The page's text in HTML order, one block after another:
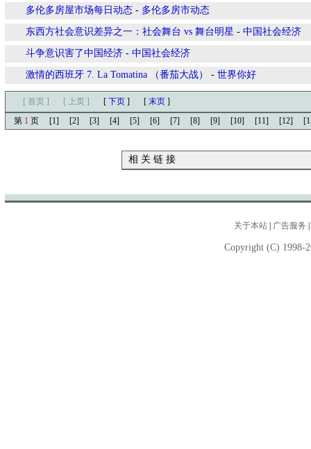
多伦多房屋市场每日动态 - 多伦多房市动态
东西方社会意识差异之一：社会舞台 vs 舞台明星 - 中国社会经济
斗争意识害了中国经济 - 中国社会经济
激情的西班牙 7. La Tomatina （番茄大战） - 世界你好
[ 首页 ] [ 上页 ] [ 下页 ] [ 末页 ]
第 1 页 [1] [2] [3] [4] [5] [6] [7] [8] [9] [10] [11] [12]
相 关 链 接
关于本站 广告服务
Copyright (C) 1998-